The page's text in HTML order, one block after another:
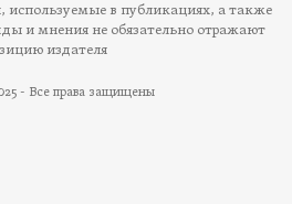
в публикациях, а также
и мнения не обязательно отражают
издателя
- Все права защищены